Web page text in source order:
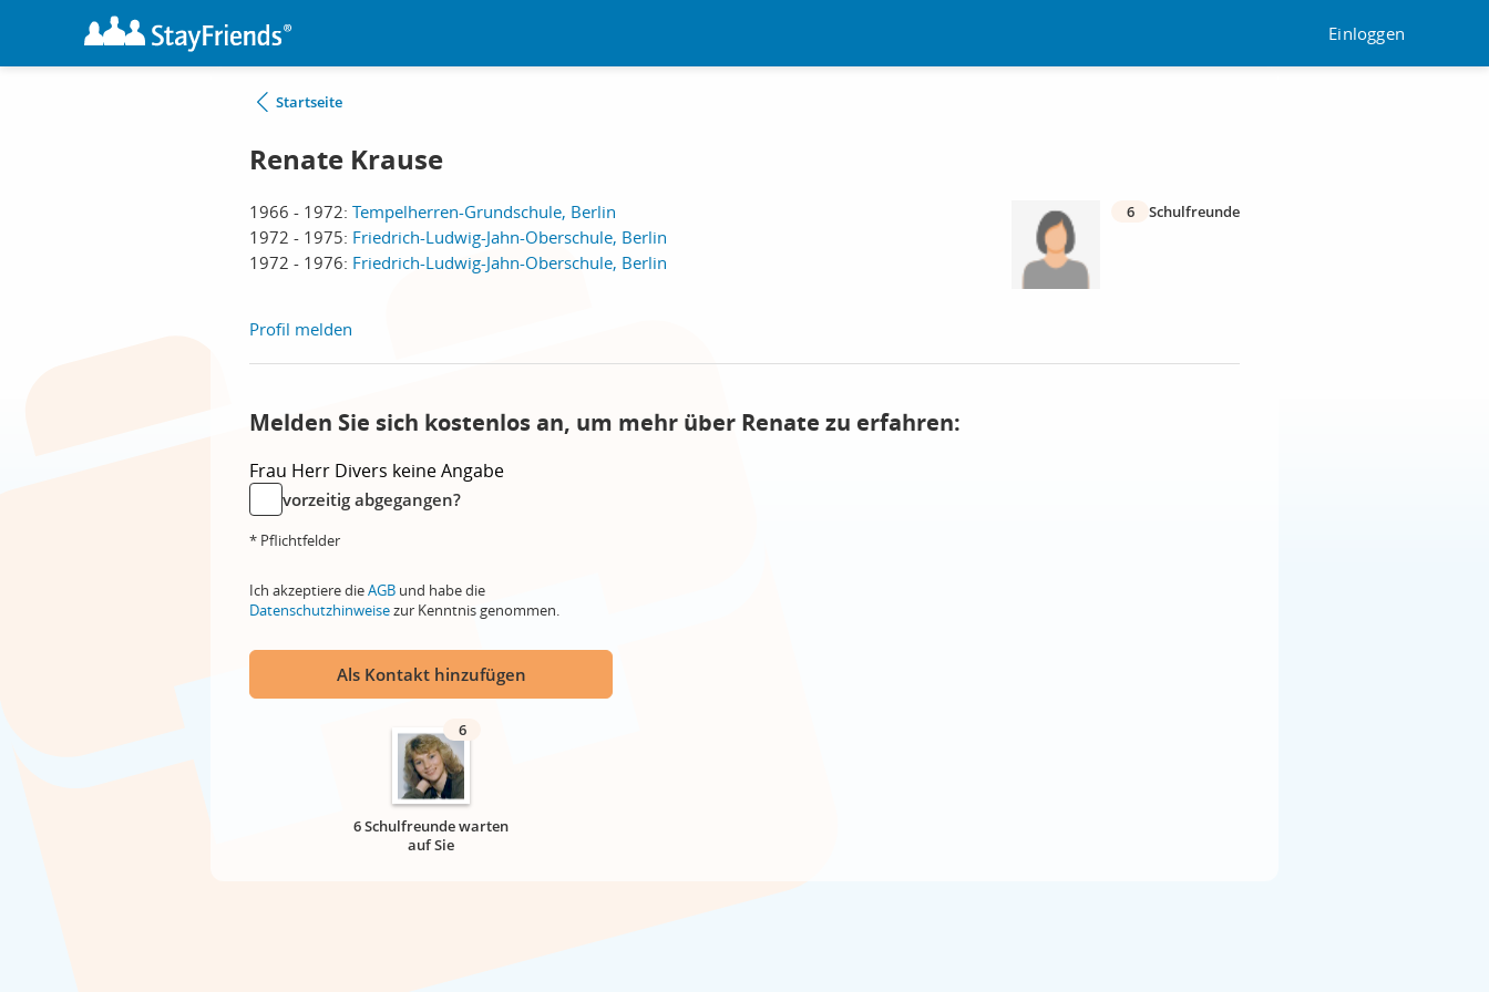
Einloggen
Startseite
Renate Krause
1966 - 1972: Tempelherren-Grundschule, Berlin
1972 - 1975: Friedrich-Ludwig-Jahn-Oberschule, Berlin
1972 - 1976: Friedrich-Ludwig-Jahn-Oberschule, Berlin
6 Schulfreunde
Profil melden
Melden Sie sich kostenlos an, um mehr über Renate zu erfahren:
Frau Herr Divers keine Angabe
vorzeitig abgegangen?
* Pflichtfelder
Ich akzeptiere dieAGB und habe die
Datenschutzhinweisezur Kenntnis genommen.
Als Kontakt hinzufügen
6
6 Schulfreunde warten
auf Sie